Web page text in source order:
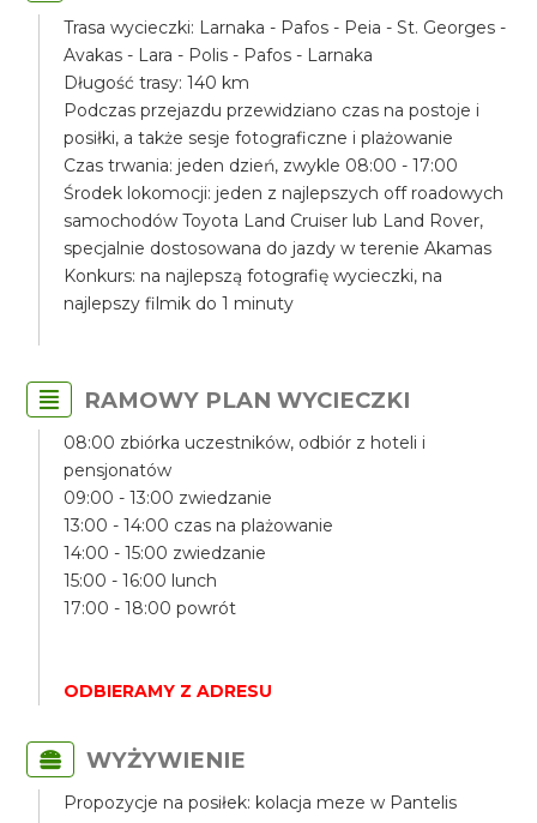
Trasa wycieczki: Larnaka - Pafos - Peia - St. Georges -
Avakas - Lara - Polis - Pafos - Larnaka
Długość trasy: 140 km
Podczas przejazdu przewidziano czas na postoje i
posiłki, a także sesje fotograficzne i plażowanie
Czas trwania: jeden dzień, zwykle 08:00 - 17:00
Środek lokomocji: jeden z najlepszych off roadowych
samochodów Toyota Land Cruiser lub Land Rover,
specjalnie dostosowana do jazdy w terenie Akamas
Konkurs: na najlepszą fotografię wycieczki, na
najlepszy filmik do 1 minuty
RAMOWY PLAN WYCIECZKI
08:00 zbiórka uczestników, odbiór z hoteli i
pensjonatów
09:00 - 13:00 zwiedzanie
13:00 - 14:00 czas na plażowanie
14:00 - 15:00 zwiedzanie
15:00 - 16:00 lunch
17:00 - 18:00 powrót
ODBIERAMY Z ADRESU
WYŻYWIENIE
Propozycje na posiłek: kolacja meze w Pantelis